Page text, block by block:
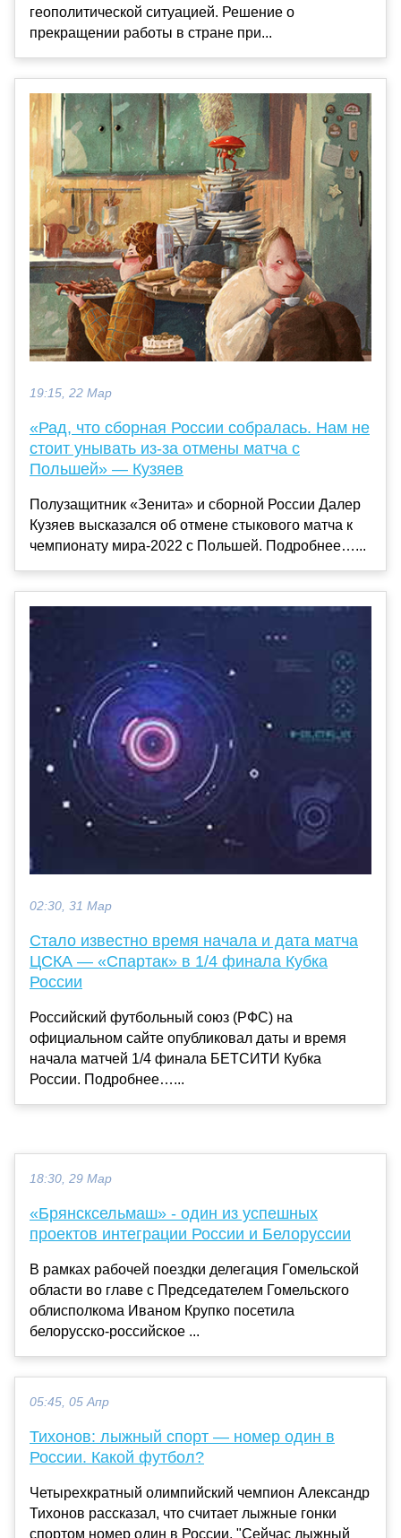
геополитической ситуацией. Решение о
прекращении работы в стране при...
19:15, 22 Мар
«Рад, что сборная России собралась. Нам не
стоит унывать из-за отмены матча с
Польшей» — Кузяев
Полузащитник «Зенита» и сборной России Далер
Кузяев высказался об отмене стыкового матча к
чемпионату мира-2022 с Польшей. Подробнее…...
02:30, 31 Мар
Стало известно время начала и дата матча
ЦСКА — «Спартак» в 1/4 финала Кубка
России
Российский футбольный союз (РФС) на
официальном сайте опубликовал даты и время
начала матчей 1/4 финала БЕТСИТИ Кубка
России. Подробнее…...
18:30, 29 Мар
«Брянсксельмаш» - один из успешных
проектов интеграции России и Белоруссии
В рамках рабочей поездки делегация Гомельской
области во главе с Председателем Гомельского
облисполкома Иваном Крупко посетила
белорусско-российское ...
05:45, 05 Апр
Тихонов: лыжный спорт — номер один в
России. Какой футбол?
Четырехкратный олимпийский чемпион Александр
Тихонов рассказал, что считает лыжные гонки
спортом номер один в России. "Сейчас лыжный